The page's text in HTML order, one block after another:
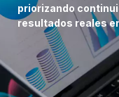
priorizando
resultados reales